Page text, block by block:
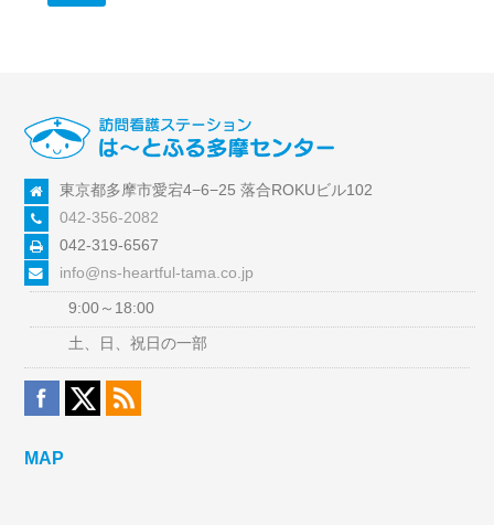
東京都多摩市愛宕4−6−25 落合ROKUビル102
042-356-2082
042-319-6567
info@ns-heartful-tama.co.jp
9:00～18:00
土、日、祝日の一部
MAP